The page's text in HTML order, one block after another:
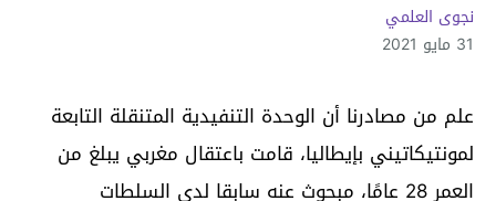
نجوى العلمي
31 مايو 2021
علم من مصادرنا أن الوحدة التنفيدية المتنقلة التابعة
لمونتيكاتيني بإيطاليا، قامت باعتقال مغربي يبلغ من
العمر 28 عامًا، مبحوث عنه سابقا لدى السلطات